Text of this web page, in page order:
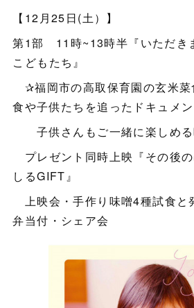
【12月25日(土）】
第1部 11時~13時半『いただき
こどもたち』
✰福岡市の高取保育園の玄米菜
食や子供たちを追ったドキュメ
子供さんもご一緒に楽しめる
プレゼント同時上映『その後
しるGIFT』
上映会・手作り味噌4種試食と
弁当付・シェア会